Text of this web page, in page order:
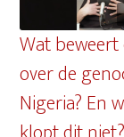
Wat beweert
over de
Nigeria? En